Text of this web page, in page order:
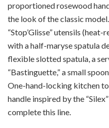
proportioned rosewood
the look of the classic
“Stop’Glisse” utensils
with a half-maryse spatula
flexible slotted spatula, a
“Bastinguette,” a small
One-hand-locking kitchen
handle inspired by the
complete this line.